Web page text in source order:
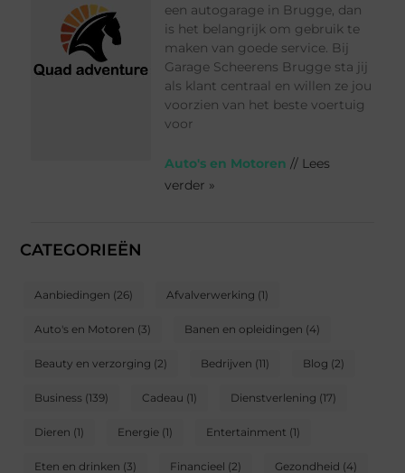
CATEGORIEËN
Aanbiedingen (26) Afvalverwerking (1)
Auto's en Motoren (3) Banen en opleidingen (4)
Beauty en verzorging (2) Bedrijven (11) Blog (2)
Business (139) Cadeau (1) Dienstverlening (17)
Dieren (1) Energie (1) Entertainment (1)
Eten en drinken (3) Financieel (2) Gezondheid (4)
een autogarage in Brugge, dan
is het belangrijk om gebruik te
maken van goede service. Bij
Garage Scheerens Brugge sta jij
als klant centraal en willen ze jou
voorzien van het beste voertuig
voor
Auto's en Motoren // Lees
verder »